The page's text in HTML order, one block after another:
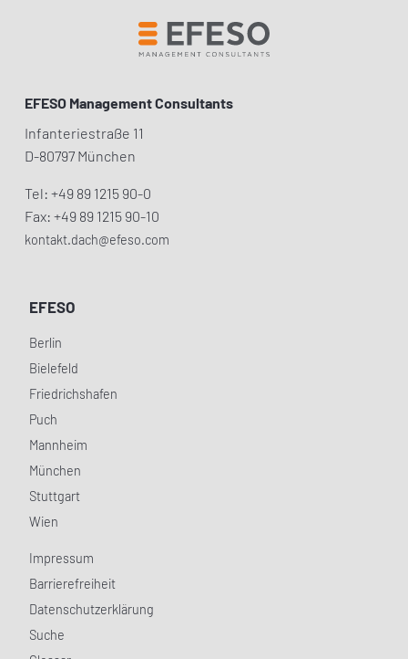
EFESO Management Consultants
Infanteriestraße 11
D-80797 München
Tel: +49 89 1215 90-0
Fax: +49 89 1215 90-10
kontakt.dach@efeso.com
EFESO
Berlin
Bielefeld
Friedrichshafen
Puch
Mannheim
München
Stuttgart
Wien
Impressum
Barrierefreiheit
Datenschutzerklärung
Suche